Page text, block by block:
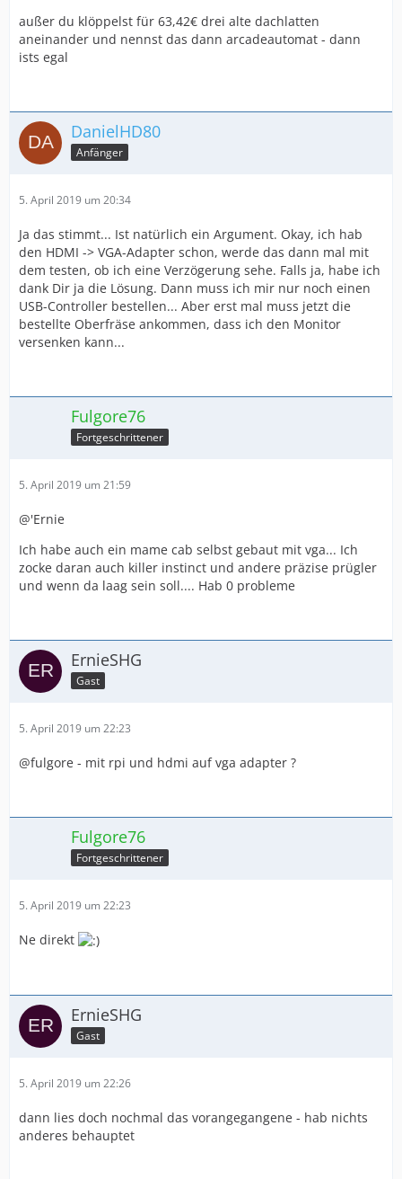
außer du klöppelst für 63,42€ drei alte dachlatten
aneinander und nennst das dann arcadeautomat - dann
ists egal
DanielHD80
Anfänger
5. April 2019 um 20:34
Ja das stimmt... Ist natürlich ein Argument. Okay, ich hab
den HDMI -> VGA-Adapter schon, werde das dann mal mit
dem testen, ob ich eine Verzögerung sehe. Falls ja, habe ich
dank Dir ja die Lösung. Dann muss ich mir nur noch einen
USB-Controller bestellen... Aber erst mal muss jetzt die
bestellte Oberfräse ankommen, dass ich den Monitor
versenken kann...
Fulgore76
Fortgeschrittener
5. April 2019 um 21:59
@'Ernie
Ich habe auch ein mame cab selbst gebaut mit vga... Ich
zocke daran auch killer instinct und andere präzise prügler
und wenn da laag sein soll.... Hab 0 probleme
ErnieSHG
Gast
5. April 2019 um 22:23
@fulgore - mit rpi und hdmi auf vga adapter ?
Fulgore76
Fortgeschrittener
5. April 2019 um 22:23
Ne direkt
ErnieSHG
Gast
5. April 2019 um 22:26
dann lies doch nochmal das vorangegangene - hab nichts
anderes behauptet